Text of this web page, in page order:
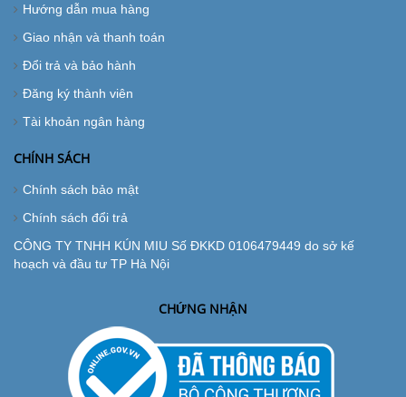
Hướng dẫn mua hàng
Giao nhận và thanh toán
Đổi trả và bảo hành
Đăng ký thành viên
Tài khoản ngân hàng
CHÍNH SÁCH
Chính sách bảo mật
Chính sách đổi trả
CÔNG TY TNHH KÚN MIU Số ĐKKD 0106479449 do sở kế
hoạch và đầu tư TP Hà Nội
CHỨNG NHẬN